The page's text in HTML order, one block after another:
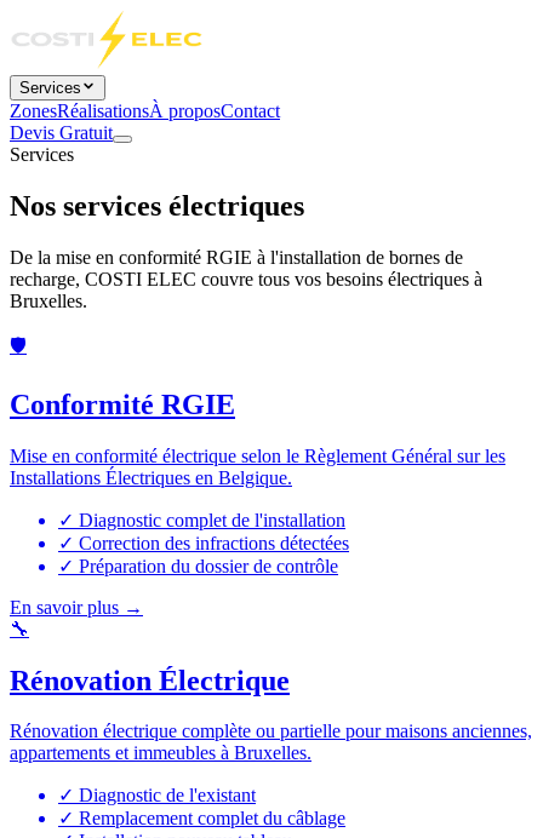
Services
ZonesRéalisationsÀ proposContact
Devis Gratuit
Services
Nos services électriques
De la mise en conformité RGIE à l'installation de bornes de
recharge, COSTI ELEC couvre tous vos besoins électriques à
Bruxelles.
🛡️
Conformité RGIE
Mise en conformité électrique selon le Règlement Général sur les
Installations Électriques en Belgique.
✓ Diagnostic complet de l'installation
✓ Correction des infractions détectées
✓ Préparation du dossier de contrôle
En savoir plus →
🔧
Rénovation Électrique
Rénovation électrique complète ou partielle pour maisons anciennes,
appartements et immeubles à Bruxelles.
✓ Diagnostic de l'existant
✓ Remplacement complet du câblage